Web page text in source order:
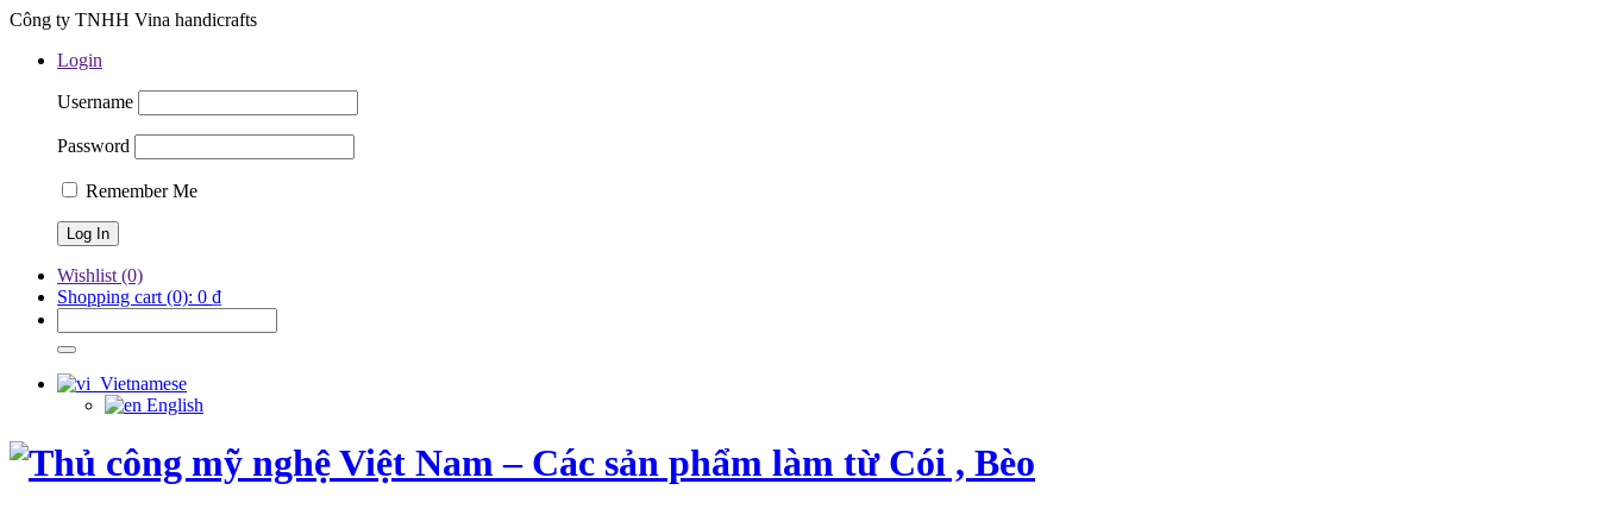
Công ty TNHH Vina handicrafts
Login
Username
Password
Remember Me
Wishlist (0)
Shopping cart (0): 0 ₫
Vietnamese
English